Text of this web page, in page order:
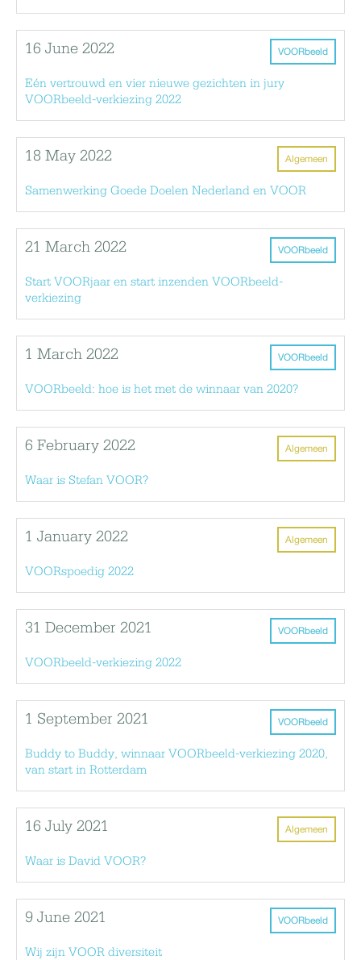
VOORbeeld
16 June 2022
Eén vertrouwd en vier nieuwe gezichten in jury
VOORbeeld-verkiezing 2022
Algemeen
18 May 2022
Samenwerking Goede Doelen Nederland en VOOR
VOORbeeld
21 March 2022
Start VOORjaar en start inzenden VOORbeeld-
verkiezing
VOORbeeld
1 March 2022
VOORbeeld: hoe is het met de winnaar van 2020?
Algemeen
6 February 2022
Waar is Stefan VOOR?
Algemeen
1 January 2022
VOORspoedig 2022
VOORbeeld
31 December 2021
VOORbeeld-verkiezing 2022
VOORbeeld
1 September 2021
Buddy to Buddy, winnaar VOORbeeld-verkiezing 2020,
van start in Rotterdam
Algemeen
16 July 2021
Waar is David VOOR?
VOORbeeld
9 June 2021
Wij zijn VOOR diversiteit